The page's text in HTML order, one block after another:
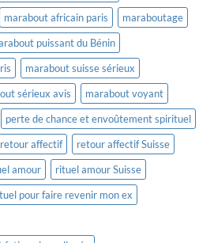
marabout africain paris
maraboutage
puissant du Bénin
marabout suisse sérieux
sérieux avis
marabout voyant
perte de chance et envoûtement spirituel
retour affectif
retour affectif Suisse
amour
rituel amour Suisse
pour faire revenir mon ex